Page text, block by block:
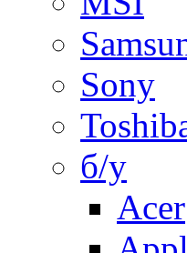
Sony
б/у
Acer